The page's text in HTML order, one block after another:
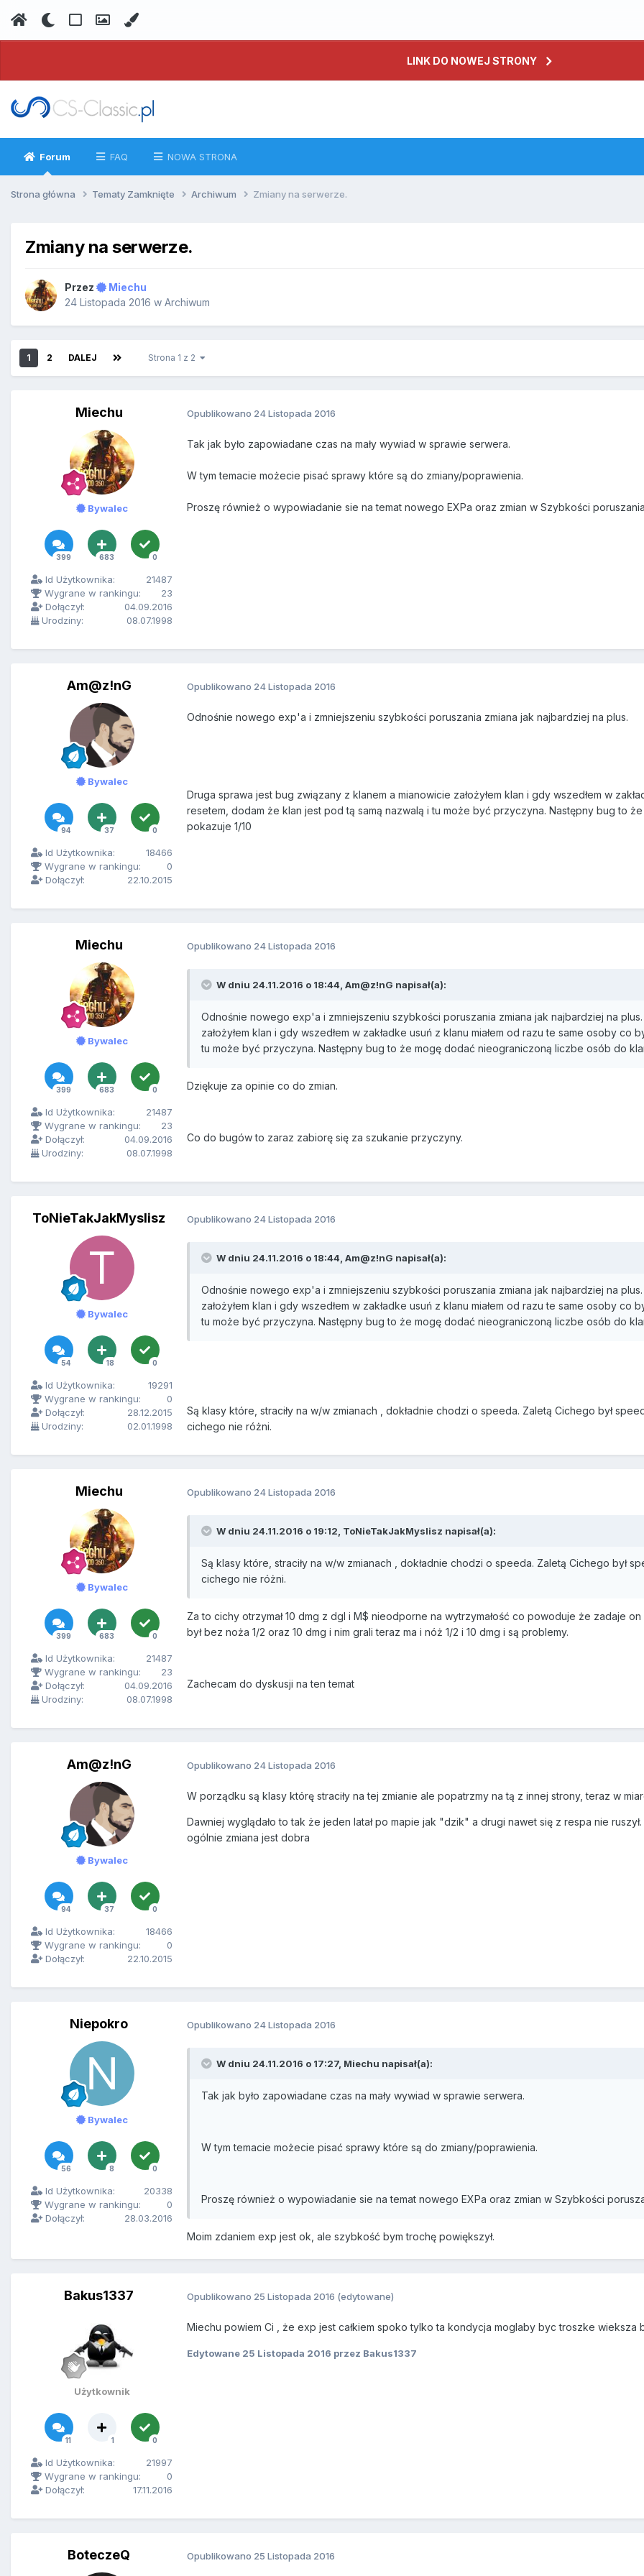
LINK DO NOWEJ STRONY
Forum FAQ NOWA STRONA
Strona główna Tematy Zamknięte Archiwum Zmiany na serwerze.
Zmiany na serwerze.
Przez
Miechu
24 Listopada 2016 w Archiwum
1 2 DALEJ Strona 1 z 2
Miechu
Bywalec
399 683 0
Id Użytkownika:
21487
Wygrane w rankingu:
23
Dołączył:
04.09.2016
Urodziny:
08.07.1998
Opublikowano 24 Listopada 2016
Tak jak było zapowiadane czas na mały wywiad w sprawie serwera.
W tym temacie możecie pisać sprawy które są do zmiany/poprawienia.
Proszę również o wypowiadanie sie na temat nowego EXPa oraz zmian w Szybkości
Am@z!nG
Bywalec
94 37 0
Id Użytkownika:
18466
Wygrane w rankingu:
0
Dołączył:
22.10.2015
Opublikowano 24 Listopada 2016
Odnośnie nowego exp'a i zmniejszeniu szybkości poruszania zmiana jak najbardziej na plus.
Druga sprawa jest bug związany z klanem a mianowicie założyłem klan i gdy wszedłem w
resetem, dodam że klan jest pod tą samą nazwalą i tu może być przyczyna. Następny bug to
pokazuje 1/10
Miechu
Bywalec
399 683 0
Id Użytkownika:
21487
Wygrane w rankingu:
23
Dołączył:
04.09.2016
Urodziny:
08.07.1998
Opublikowano 24 Listopada 2016
W dniu 24.11.2016 o 18:44, Am@z!nG napisał(a):
Odnośnie nowego exp'a i zmniejszeniu szybkości poruszania zmiana jak najbardziej na
założyłem klan i gdy wszedłem w zakładke usuń z klanu miałem od razu te same osoby
tu może być przyczyna. Następny bug to że mogę dodać nieograniczoną liczbe osób do
Dziękuje za opinie co do zmian.
Co do bugów to zaraz zabiorę się za szukanie przyczyny.
ToNieTakJakMyslisz
Bywalec
54 18 0
Id Użytkownika:
19291
Wygrane w rankingu:
0
Dołączył:
28.12.2015
Urodziny:
02.01.1998
Opublikowano 24 Listopada 2016
W dniu 24.11.2016 o 18:44, Am@z!nG napisał(a):
Odnośnie nowego exp'a i zmniejszeniu szybkości poruszania zmiana jak najbardziej na
założyłem klan i gdy wszedłem w zakładke usuń z klanu miałem od razu te same osoby
tu może być przyczyna. Następny bug to że mogę dodać nieograniczoną liczbe osób do
Są klasy które, straciły na w/w zmianach , dokładnie chodzi o speeda. Zaletą Cichego był
cichego nie różni.
Miechu
Bywalec
399 683 0
Id Użytkownika:
21487
Wygrane w rankingu:
23
Dołączył:
04.09.2016
Urodziny:
08.07.1998
Opublikowano 24 Listopada 2016
W dniu 24.11.2016 o 19:12, ToNieTakJakMyslisz napisał(a):
Są klasy które, straciły na w/w zmianach , dokładnie chodzi o speeda. Zaletą Cichego był
cichego nie różni.
Za to cichy otrzymał 10 dmg z dgl i M$ nieodporne na wytrzymałość co powoduje że zadaje
był bez noża 1/2 oraz 10 dmg i nim grali teraz ma i nóż 1/2 i 10 dmg i są problemy.
Zachecam do dyskusji na ten temat
Am@z!nG
Bywalec
94 37 0
Id Użytkownika:
18466
Wygrane w rankingu:
0
Dołączył:
22.10.2015
Opublikowano 24 Listopada 2016
W porządku są klasy którę straciły na tej zmianie ale popatrzmy na tą z innej strony, teraz w
Dawniej wyglądało to tak że jeden latał po mapie jak "dzik" a drugi nawet się z respa nie
ogólnie zmiana jest dobra
Niepokro
Bywalec
56 8 0
Id Użytkownika:
20338
Wygrane w rankingu:
0
Dołączył:
28.03.2016
Opublikowano 24 Listopada 2016
W dniu 24.11.2016 o 17:27, Miechu napisał(a):
Tak jak było zapowiadane czas na mały wywiad w sprawie serwera.
W tym temacie możecie pisać sprawy które są do zmiany/poprawienia.
Proszę również o wypowiadanie sie na temat nowego EXPa oraz zmian w Szybkości
Moim zdaniem exp jest ok, ale szybkość bym trochę powiększył.
Bakus1337
Użytkownik
11 1 0
Id Użytkownika:
21997
Wygrane w rankingu:
0
Dołączył:
17.11.2016
Opublikowano 25 Listopada 2016 (edytowane)
Miechu powiem Ci , że exp jest całkiem spoko tylko ta kondycja moglaby byc troszke wieksza
Edytowane 25 Listopada 2016 przez Bakus1337
BoteczeQ Opublikowano 25 Listopada 2016